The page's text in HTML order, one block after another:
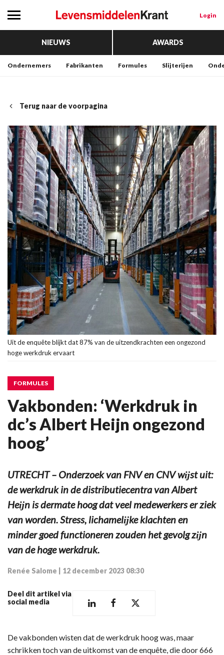
Login
NIEUWS AWARDS
Ondernemers Fabrikanten Formules Slijterijen
Terug naar de voorpagina
Uit de enquête blijkt dat 87% van de uitzendkrachten een ongezond
hoge werkdruk ervaart
FORMULES
Vakbonden: ‘Werkdruk in
dc’s Albert Heijn ongezond
hoog’
UTRECHT – Onderzoek van FNV en CNV wĳst uit:
de werkdruk in de distributiecentra van Albert
Heĳn is dermate hoog dat veel medewerkers er ziek
van worden. Stress, lichamelĳke klachten en
minder goed functioneren zouden het gevolg zĳn
van de hoge werkdruk.
Renée Salome 12 december 2023 08:30
Deel dit artikel via
social media
De vakbonden wisten dat de werkdruk hoog was, maar
schrikken toch van de uitkomst van de enquête, die door 666